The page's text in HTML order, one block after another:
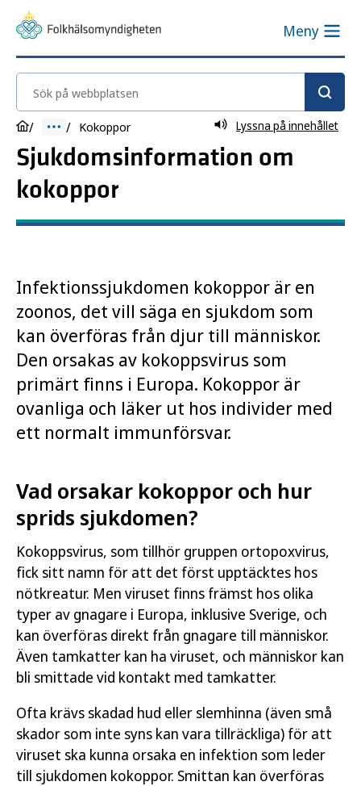
Meny
Sök på webbplatsen
Kokoppor Lyssna på innehållet
Sjukdomsinformation om
kokoppor
Infektionssjukdomen kokoppor är en
zoonos, det vill säga en sjukdom som
kan överföras från djur till människor.
Den orsakas av kokoppsvirus som
primärt finns i Europa. Kokoppor är
ovanliga och läker ut hos individer med
ett normalt immunförsvar.
Vad orsakar kokoppor och hur
sprids sjukdomen?
Kokoppsvirus, som tillhör gruppen ortopoxvirus,
fick sitt namn för att det först upptäcktes hos
nötkreatur. Men viruset finns främst hos olika
typer av gnagare i Europa, inklusive Sverige, och
kan överföras direkt från gnagare till människor.
Även tamkatter kan ha viruset, och människor kan
bli smittade vid kontakt med tamkatter.
Ofta krävs skadad hud eller slemhinna (även små
skador som inte syns kan vara tillräckliga) för att
viruset ska kunna orsaka en infektion som leder
till sjukdomen kokoppor. Smittan kan överföras